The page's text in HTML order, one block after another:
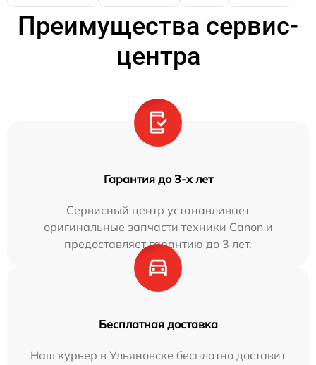
Преимущества сервис-
центра
Гарантия до 3-х лет
Сервисный центр устанавливает
оригинальные запчасти техники Canon и
предоставляет гарантию до 3 лет.
Бесплатная доставка
Наш курьер в Ульяновске бесплатно доставит